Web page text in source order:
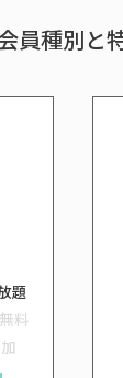
員種別と
題
料